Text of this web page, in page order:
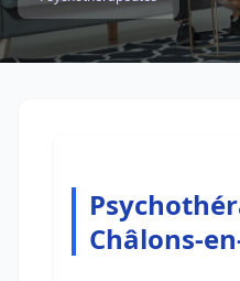
Châlons-